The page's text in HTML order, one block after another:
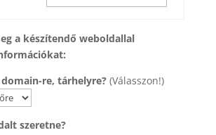
a készítendő weboldallal
domain-re, tárhelyre?(Válasszon!)
szeretne?